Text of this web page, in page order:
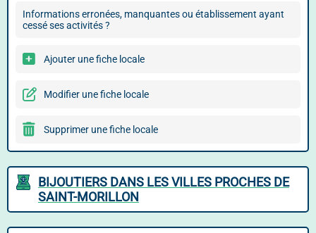
Informations erronées, manquantes ou établissement ayant
cessé ses activités ?
Ajouter une fiche locale
Modifier une fiche locale
Supprimer une fiche locale
BIJOUTIERS DANS LES VILLES PROCHES DE
SAINT-MORILLON